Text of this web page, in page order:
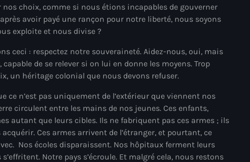
2024 summer olympics
2026 World Cup Qualifiers
21 Nasyon
400 Mawozo
400 Mawozo gang
739 new officers
choix, comme si nous étions incapables de gouverner
avoir payé une rançon pour notre liberté, nous soyons
exploite et nous divise ?
ceci : respectez notre souveraineté. Aidez-nous, oui, mais
de se relever si on lui en donne les moyens. Trop
un héritage colonial que nous devons refuser.
ce n’est pas uniquement de l’extérieur que viennent nos
circulent entre les mains de nos jeunes. Ces enfants,
autant que leurs cibles. Ils ne fabriquent pas ces armes ; ils
Ces armes arrivent de l’étranger, et pourtant, ce
Nos écoles disparaissent. Nos hôpitaux ferment leurs
Notre pays s’écroule. Et malgré cela, nous restons